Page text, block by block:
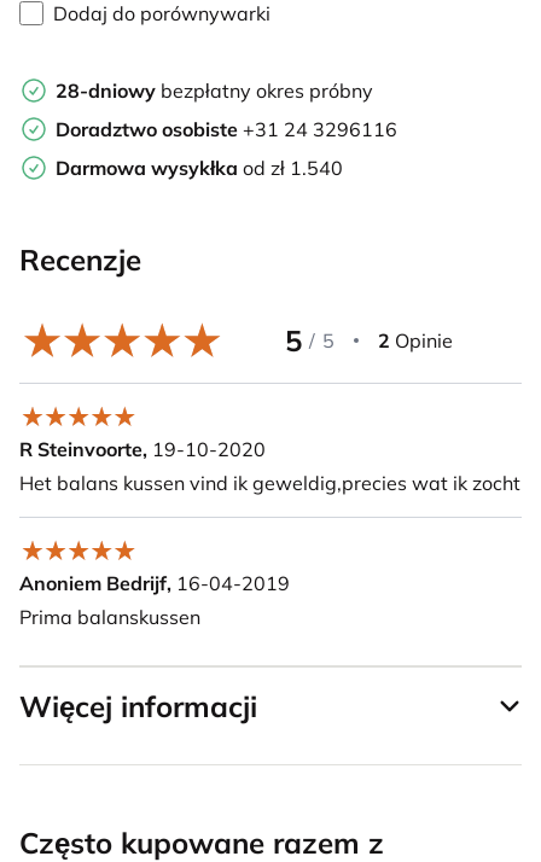
Dodaj do porównywarki
28-dniowy bezpłatny okres próbny
Doradztwo osobiste +31 24 3296116
Darmowa wysykłka od zł 1.540
Recenzje
5 / 5 2 Opinie
R Steinvoorte, 19-10-2020
Het balans kussen vind ik geweldig,precies wat ik zocht
Anoniem Bedrijf, 16-04-2019
Prima balanskussen
Więcej informacji
Często kupowane razem z